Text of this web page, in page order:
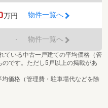
万円 物件一覧へ
- 物件一覧へ
ている中古一戸建ての平均価格（管
です。ただし5戸以上の掲載があ
価格（管理費・駐車場代などを除